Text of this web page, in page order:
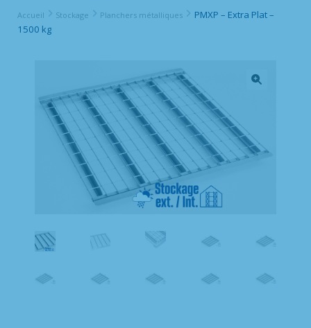
Accueil Stockage Planchers métalliques
PMXP – Extra Plat –
1500 kg